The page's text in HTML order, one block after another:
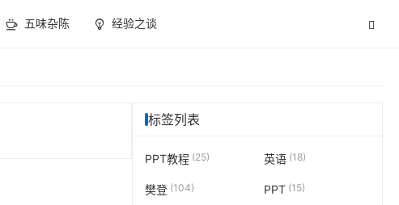
五味杂陈 经验之谈
标签列表
PPT教程 (25) 英语(18)
樊登 (104) PPT(15)